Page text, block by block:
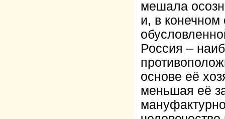
мешала
и, в конечном
Россия –
основе её
меньшая её